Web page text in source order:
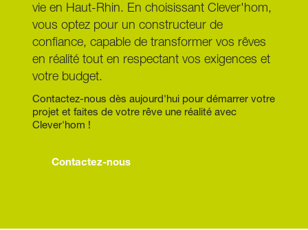
vie en Haut-Rhin. En choisissant Clever'hom,
vous optez pour un constructeur de
confiance, capable de transformer vos rêves
en réalité tout en respectant vos exigences et
votre budget.
Contactez-nous dès aujourd'hui pour démarrer votre
projet et faites de votre rêve une réalité avec
Clever'hom !
Contactez-nous